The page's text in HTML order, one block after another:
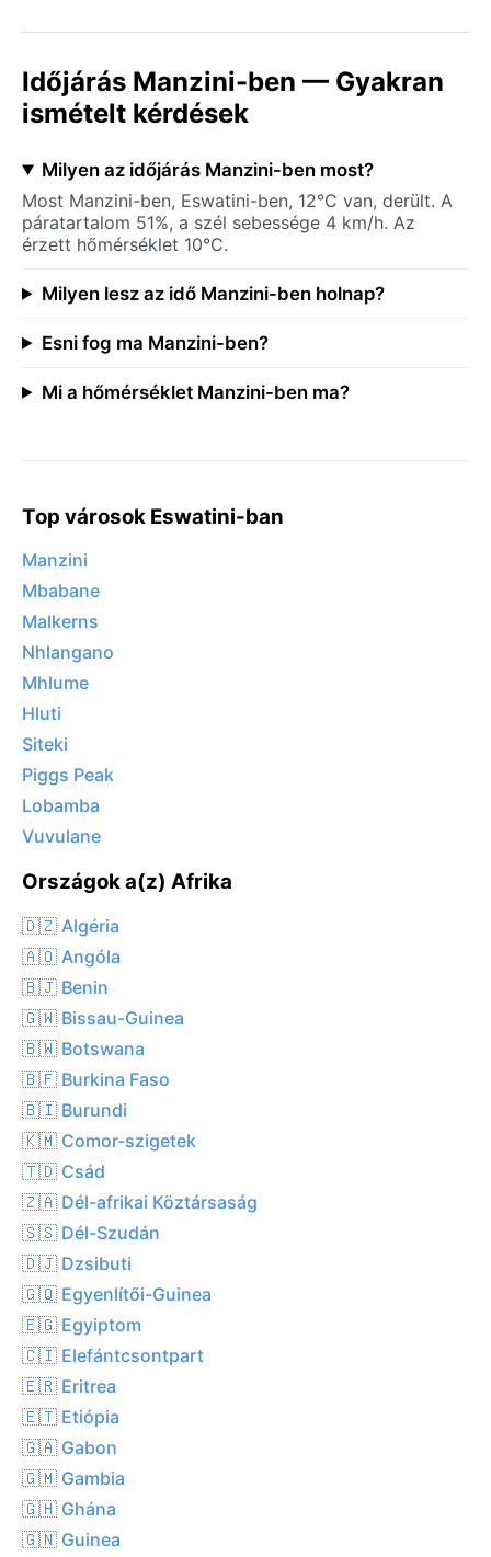
Időjárás Manzini-ben — Gyakran
ismételt kérdések
Milyen az időjárás Manzini-ben most?
Most Manzini-ben, Eswatini-ben, 12°C van, derült. A
páratartalom 51%, a szél sebessége 4 km/h. Az
érzett hőmérséklet 10°C.
Milyen lesz az idő Manzini-ben holnap?
Esni fog ma Manzini-ben?
Mi a hőmérséklet Manzini-ben ma?
Top városok Eswatini-ban
Manzini
Mbabane
Malkerns
Nhlangano
Mhlume
Hluti
Siteki
Piggs Peak
Lobamba
Vuvulane
Országok a(z) Afrika
🇩🇿 Algéria
🇦🇴 Angóla
🇧🇯 Benin
🇬🇼 Bissau-Guinea
🇧🇼 Botswana
🇧🇫 Burkina Faso
🇧🇮 Burundi
🇰🇲 Comor-szigetek
🇹🇩 Csád
🇿🇦 Dél-afrikai Köztársaság
🇸🇸 Dél-Szudán
🇩🇯 Dzsibuti
🇬🇶 Egyenlítői-Guinea
🇪🇬 Egyiptom
🇨🇮 Elefántcsontpart
🇪🇷 Eritrea
🇪🇹 Etiópia
🇬🇦 Gabon
🇬🇲 Gambia
🇬🇭 Ghána
🇬🇳 Guinea